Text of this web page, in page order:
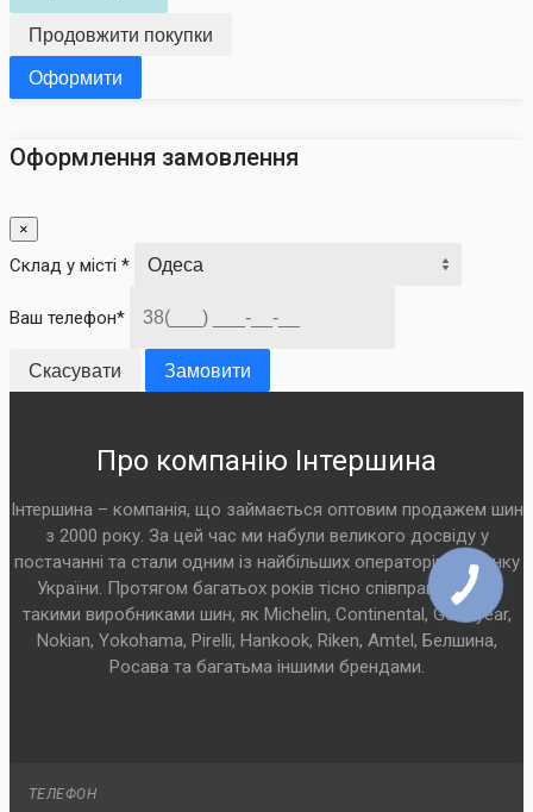
Продовжити покупки
Оформити
Оформлення замовлення
×
Склад у місті *
Ваш телефон*
Скасувати Замовити
Про компанію Інтершина
Інтершина – компанія, що займається оптовим продажем шин
з 2000 року. За цей час ми набули великого досвіду у
постачанні та стали одним із найбільших операторів на ринку
України. Протягом багатьох років тісно співпрацюємо з
такими виробниками шин, як Michelin, Continental, Goodyear,
Nokian, Yokohama, Pirelli, Hankook, Riken, Amtel, Белшина,
Росава та багатьма іншими брендами.
ТЕЛЕФОН